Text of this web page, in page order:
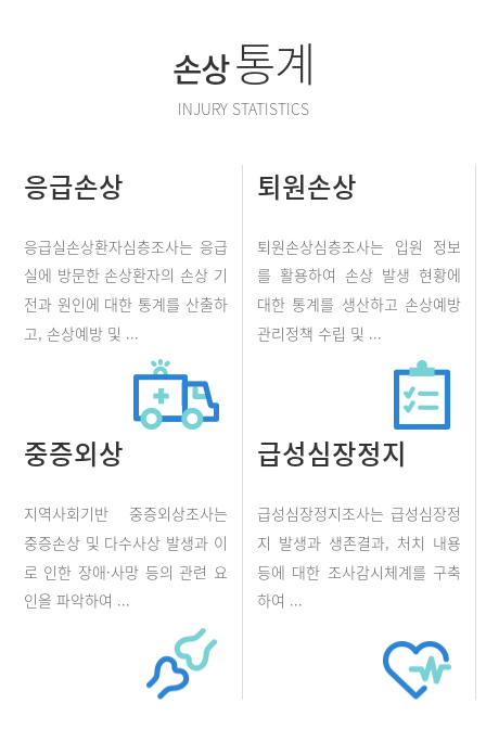
손상통계
INJURY STATISTICS
응급손상
응급실손상환자심층조사는 응급
실에 방문한 손상환자의 손상 기
전과 원인에 대한 통계를 산출하
고, 손상예방 및 ...
퇴원손상
퇴원손상심층조사는 입원 정보
를 활용하여 손상 발생 현황에
대한 통계를 생산하고 손상예방
관리정책 수립 및 ...
중증외상
지역사회기반 중증외상조사는
중증손상 및 다수사상 발생과 이
로 인한 장애·사망 등의 관련 요
인을 파악하여 ...
급성심장정지
급성심장정지조사는 급성심장정
지 발생과 생존결과, 처치 내용
등에 대한 조사감시체계를 구축
하여 ...